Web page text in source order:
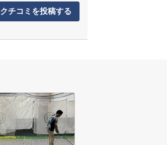
クチコミを投稿する